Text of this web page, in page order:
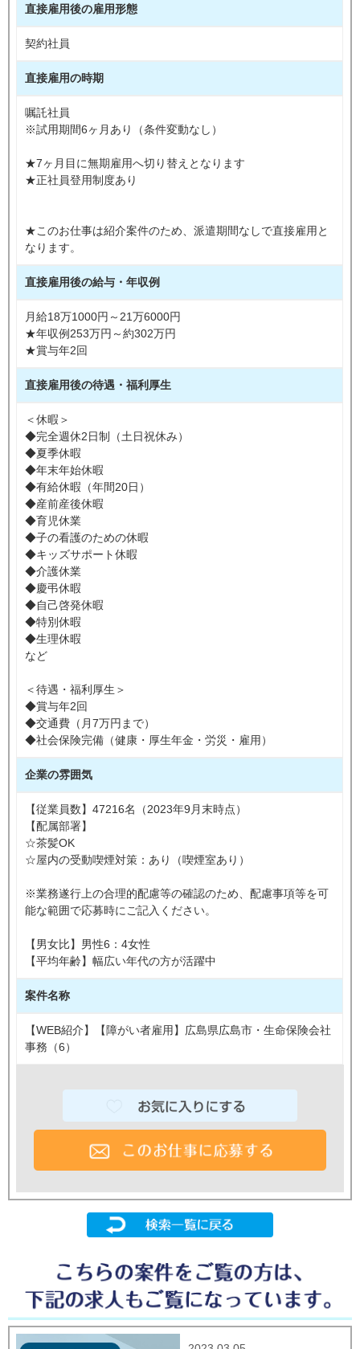
直接雇用後の雇用形態
契約社員
直接雇用の時期
嘱託社員
※試用期間6ヶ月あり（条件変動なし）
★7ヶ月目に無期雇用へ切り替えとなります
★正社員登用制度あり
★このお仕事は紹介案件のため、派遣期間なしで直接雇用と
なります。
直接雇用後の給与・年収例
月給18万1000円～21万6000円
★年収例253万円～約302万円
★賞与年2回
直接雇用後の待遇・福利厚生
＜休暇＞
◆完全週休2日制（土日祝休み）
◆夏季休暇
◆年末年始休暇
◆有給休暇（年間20日）
◆産前産後休暇
◆育児休業
◆子の看護のための休暇
◆キッズサポート休暇
◆介護休業
◆慶弔休暇
◆自己啓発休暇
◆特別休暇
◆生理休暇
など
＜待遇・福利厚生＞
◆賞与年2回
◆交通費（月7万円まで）
◆社会保険完備（健康・厚生年金・労災・雇用）
企業の雰囲気
【従業員数】47216名（2023年9月末時点）
【配属部署】
☆茶髪OK
☆屋内の受動喫煙対策：あり（喫煙室あり）
※業務遂行上の合理的配慮等の確認のため、配慮事項等を可
能な範囲で応募時にご記入ください。
【男女比】男性6：4女性
【平均年齢】幅広い年代の方が活躍中
案件名称
【WEB紹介】【障がい者雇用】広島県広島市・生命保険会社
事務（6）